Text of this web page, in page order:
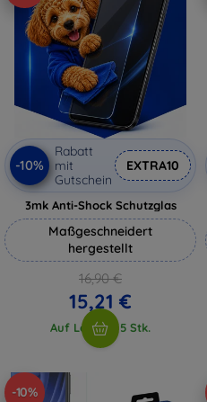
-10%
Rabatt
mit
Gutschein
EXTRA10
3mk Anti-Shock Schutzglas
Maßgeschneidert
hergestellt
16,90 €
15,21 €
Auf Lager > 5 Stk.
-10%